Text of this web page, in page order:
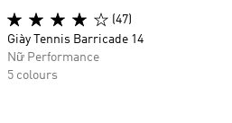
(47)
Giày Tennis Barricade 14
Nữ Performance
5 colours